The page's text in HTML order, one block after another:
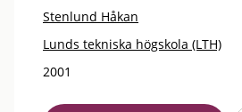
Stenlund Håkan
Lunds tekniska högskola (LTH)
2001